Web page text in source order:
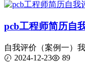
pcb工程师简历自
自我评价（案例一）
2024-12-23
89